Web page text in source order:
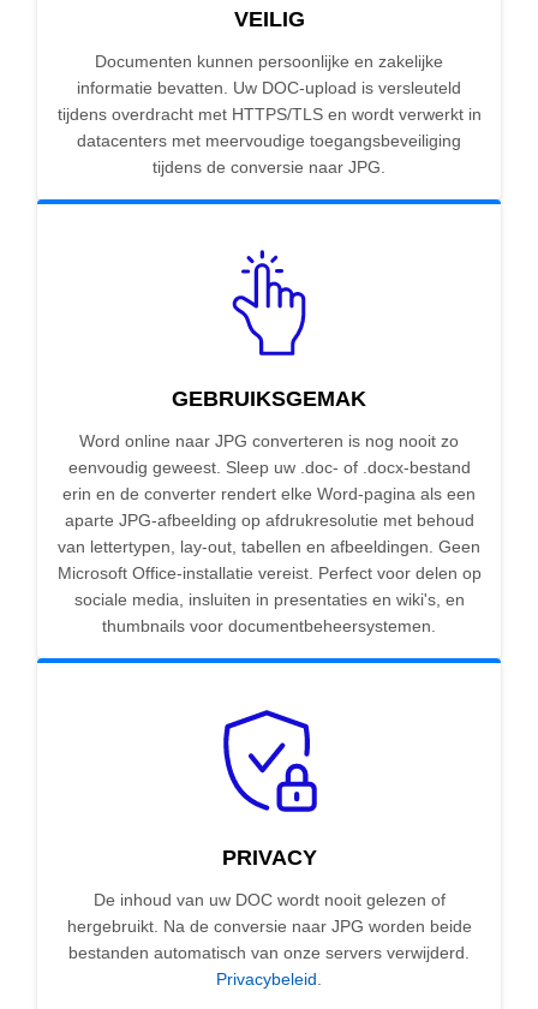
VEILIG
Documenten kunnen persoonlijke en zakelijke
informatie bevatten. Uw DOC-upload is versleuteld
tijdens overdracht met HTTPS/TLS en wordt verwerkt in
datacenters met meervoudige toegangsbeveiliging
tijdens de conversie naar JPG.
GEBRUIKSGEMAK
Word online naar JPG converteren is nog nooit zo
eenvoudig geweest. Sleep uw .doc- of .docx-bestand
erin en de converter rendert elke Word-pagina als een
aparte JPG-afbeelding op afdrukresolutie met behoud
van lettertypen, lay-out, tabellen en afbeeldingen. Geen
Microsoft Office-installatie vereist. Perfect voor delen op
sociale media, insluiten in presentaties en wiki's, en
thumbnails voor documentbeheersystemen.
PRIVACY
De inhoud van uw DOC wordt nooit gelezen of
hergebruikt. Na de conversie naar JPG worden beide
bestanden automatisch van onze servers verwijderd.
Privacybeleid.